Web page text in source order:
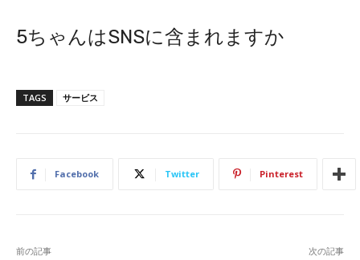
5ちゃんはSNSに含まれますか
TAGS サービス
Facebook Twitter Pinterest
前の記事 次の記事